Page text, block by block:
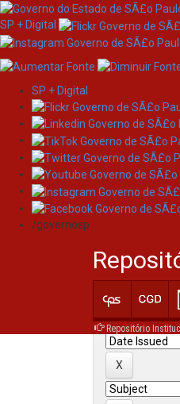
Skip
navigation
SP + Digital
SP + Digital
/governosp
Repositório
Search
Current filters: